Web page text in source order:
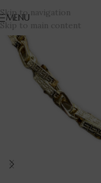
Skip to navigation
Skip to main content
MENU